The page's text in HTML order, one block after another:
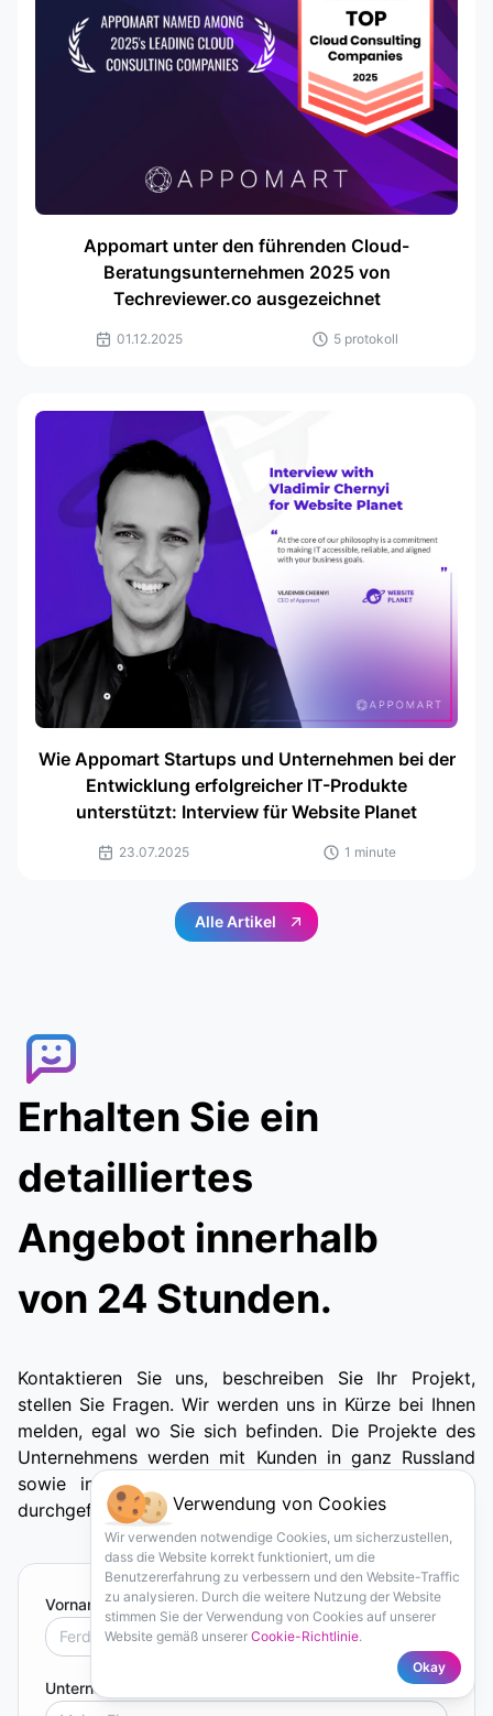
Appomart unter den führenden Cloud-
Beratungsunternehmen 2025 von
Techreviewer.co ausgezeichnet
01.12.2025 5 protokoll
Wie Appomart Startups und Unternehmen bei der
Entwicklung erfolgreicher IT-Produkte
unterstützt: Interview für Website Planet
23.07.2025 1 minute
Alle Artikel
Erhalten Sie ein
detailliertes
Angebot innerhalb
von 24 Stunden.
Kontaktieren Sie uns, beschreiben Sie Ihr Projekt,
stellen Sie Fragen. Wir werden uns in Kürze bei Ihnen
melden, egal wo Sie sich befinden. Die Projekte des
Unternehmens werden mit Kunden in ganz Russland
sowie in Europa, den USA und anderen Ländern
durchgeführt.
Vorname und Nachname*
Unternehmen
Verwendung von Cookies
Wir verwenden notwendige Cookies, um sicherzustellen,
dass die Website korrekt funktioniert, um die
Benutzererfahrung zu verbessern und den Website-Traffic
zu analysieren. Durch die weitere Nutzung der Website
stimmen Sie der Verwendung von Cookies auf unserer
Website gemäß unserer Cookie-Richtlinie.
Okay